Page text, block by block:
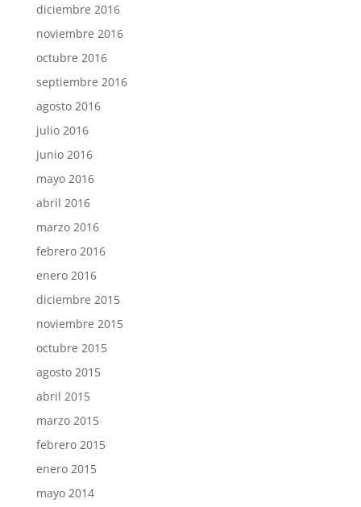
diciembre 2016
noviembre 2016
octubre 2016
septiembre 2016
agosto 2016
julio 2016
junio 2016
mayo 2016
abril 2016
marzo 2016
febrero 2016
enero 2016
diciembre 2015
noviembre 2015
octubre 2015
agosto 2015
abril 2015
marzo 2015
febrero 2015
enero 2015
mayo 2014